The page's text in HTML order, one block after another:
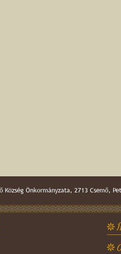
Község Önkormányzata, 2713